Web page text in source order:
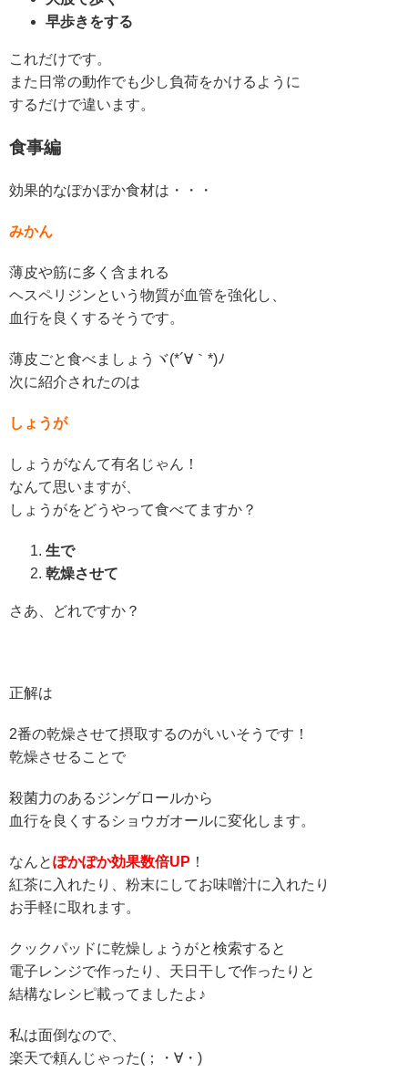
早歩きをする
これだけです。
また日常の動作でも少し負荷をかけるように
するだけで違います。
食事編
効果的なぽかぽか食材は・・・
みかん
薄皮や筋に多く含まれる
ヘスペリジンという物質が血管を強化し、
血行を良くするそうです。
薄皮ごと食べましょうヾ(*´∀｀*)ﾉ
次に紹介されたのは
しょうが
しょうがなんて有名じゃん！
なんて思いますが、
しょうがをどうやって食べてますか？
生で
乾燥させて
さあ、どれですか？
正解は
2番の乾燥させて摂取するのがいいそうです！
乾燥させることで
殺菌力のあるジンゲロールから
血行を良くするショウガオールに変化します。
なんとぽかぽか効果数倍UP ！
紅茶に入れたり、粉末にしてお味噌汁に入れたり
お手軽に取れます。
クックパッドに乾燥しょうがと検索すると
電子レンジで作ったり、天日干しで作ったりと
結構なレシピ載ってましたよ♪
私は面倒なので、
楽天で頼んじゃった(；・∀・)